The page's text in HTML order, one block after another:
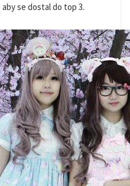
se dostal do top 3.